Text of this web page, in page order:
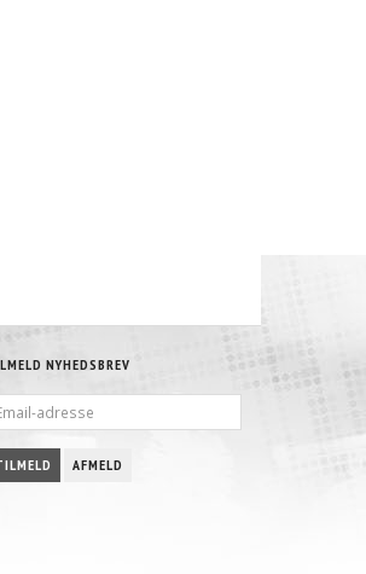
NYHEDSBREV
AFMELD